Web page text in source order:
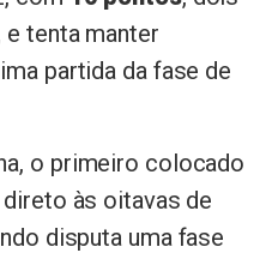
e tenta manter
partida da fase de
o primeiro colocado
às oitavas de
disputa uma fase